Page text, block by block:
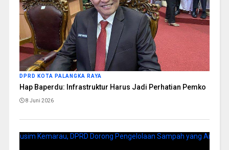
DPRD KOTA PALANGKA RAYA
Hap Baperdu: Infrastruktur Harus Jadi Perhatian Pemko
8 Juni 2026